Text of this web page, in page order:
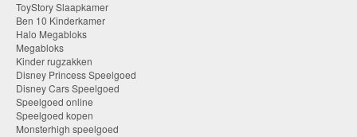
ToyStory Slaapkamer
Ben 10 Kinderkamer
Halo Megabloks
Megabloks
Kinder rugzakken
Disney Princess Speelgoed
Disney Cars Speelgoed
Speelgoed online
Speelgoed kopen
Monsterhigh speelgoed